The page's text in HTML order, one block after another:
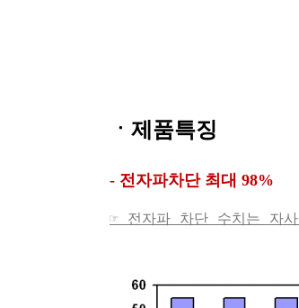
ㆍ제품특징
- 전자파차단 최대 98%
☞ 전자파 차단 수치는 자